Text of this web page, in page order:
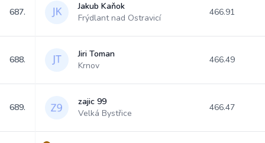
687.
Jakub Kaňok
Frýdlant nad Ostravicí
466.91
688.
Jiri Toman
Krnov
466.49
689.
zajic 99
Velká Bystřice
466.47